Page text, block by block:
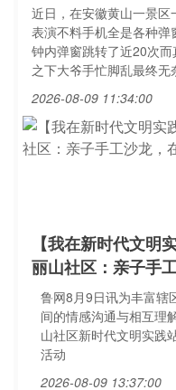
近日，在安徽黄山一景
表演不料手机全是各种弹
钟内弹窗跳转了近20次
之下大爷手忙脚乱最终
2026-08-09 11:34:00
【我在新时代文明
丽山社区：亲子手
鲁网8月9日讯为丰富辖
间的情感沟通与相互理
山社区新时代文明实践
活动
2026-08-09 13:37:00